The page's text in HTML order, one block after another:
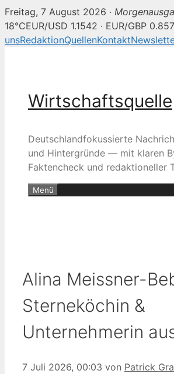
Freitag, 7 August 2026 ·
18°CEUR/USD 1.1542 · EUR/GBP
unsRedaktionQuellenKontakt
Wirtschaftsquelle
Deutschlandfokussierte
und Hintergründe — mit klaren
Faktencheck und redaktioneller
Menü
Alina Meissner-
Sterneköchin &
Unternehmerin
7 Juli 2026, 00:03 von Patrick